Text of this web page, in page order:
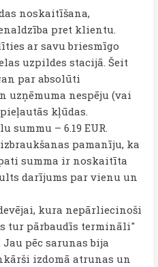
noskaitīšana,
pret klientu.
ar savu briesmīgo
uzpildes stacijā. Šeit
par absolūti
uzņēmuma nespēju (vai
kļūdas.
summu – 6.19 EUR.
pamanīju, ka
summa ir noskaitīta
darījums par vienu un
kura nepārliecinoši
tur pārbaudīs termināli"
pēc sarunas bija
izdomā atrunas un